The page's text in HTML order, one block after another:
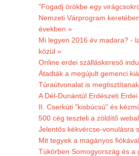
"Fogadj örökbe egy
Nemzeti Várprogram
években »
Mi legyen 2016 év madara? -
közül »
Online erdei szálláskereső
Átadták a megújult gemenci
Túraútvonalat is
A Dél-Dunántúl Erdészeti
II. Cserkúti "kisbúcsú" és
500 cég teszteli a zöldítő
Jelentős kékvércse-vonulásra
Mit tegyek a magányos
Tükörben Somogyország és a